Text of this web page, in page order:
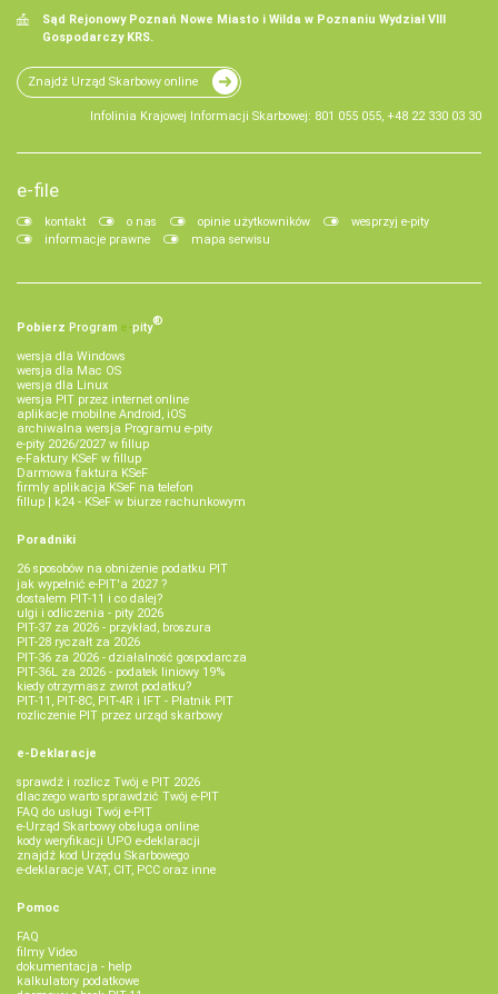
Sąd Rejonowy Poznań Nowe Miasto i Wilda w Poznaniu Wydział VIII
Gospodarczy KRS.
Znajdź Urząd Skarbowy online
Infolinia Krajowej Informacji Skarbowej: 801 055 055, +48 22 330 03 30
e-file
kontakt o nas opinie użytkowników
wesprzyj e-pity
informacje prawne
mapa serwisu
Pobierz Program e‑pity®
wersja dla Windows
wersja dla Mac OS
wersja dla Linux
wersja PIT przez internet online
aplikacje mobilne Android, iOS
archiwalna wersja Programu e-pity
e-pity 2026/2027 w fillup
e‑Faktury KSeF w fillup
Darmowa faktura KSeF
firmly aplikacja KSeF na telefon
fillup | k24 - KSeF w biurze rachunkowym
Poradniki
26 sposobów na obniżenie podatku PIT
jak wypełnić e-PIT'a 2027 ?
dostałem PIT-11 i co dalej?
ulgi i odliczenia - pity 2026
PIT-37 za 2026 - przykład, broszura
PIT-28 ryczałt za 2026
PIT-36 za 2026 - działalność gospodarcza
PIT-36L za 2026 - podatek liniowy 19%
kiedy otrzymasz zwrot podatku?
PIT-11, PIT-8C, PIT-4R i IFT - Płatnik PIT
rozliczenie PIT przez urząd skarbowy
e-Deklaracje
sprawdź i rozlicz Twój e PIT 2026
dlaczego warto sprawdzić Twój e-PIT
FAQ do usługi Twój e-PIT
e-Urząd Skarbowy obsługa online
kody weryfikacji UPO e-deklaracji
znajdź kod Urzędu Skarbowego
e-deklaracje VAT, CIT, PCC oraz inne
Pomoc
FAQ
filmy Video
dokumentacja - help
kalkulatory podatkowe